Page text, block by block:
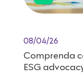
08/04/26
Comprenda
ESG